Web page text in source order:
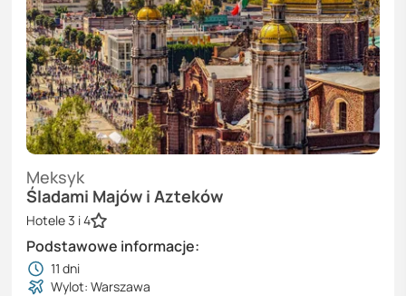
Śladami Majów i Azteków
Meksyk
Hotele 3 i 4
Podstawowe informacje:
11 dni
Wylot: Warszawa